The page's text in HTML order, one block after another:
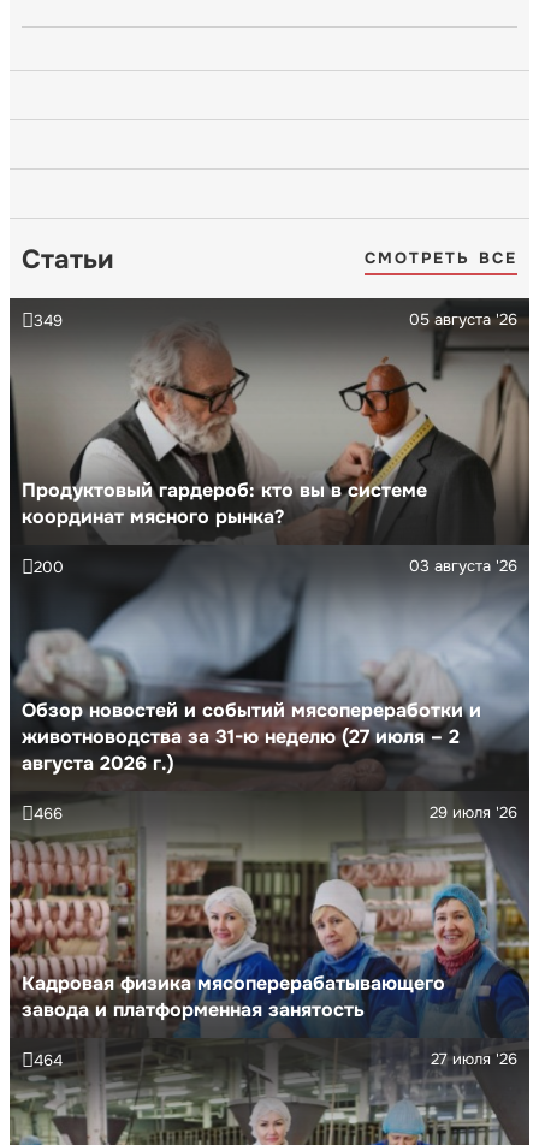
Статьи СМОТРЕТЬ ВСЕ
Продуктовый гардероб: кто вы в системе
координат мясного рынка?
05 августа '26
349
Обзор новостей и событий мясопереработки и
животноводства за 31-ю неделю (27 июля – 2
августа 2026 г.)
03 августа '26
200
Кадровая физика мясоперерабатывающего
завода и платформенная занятость
29 июля '26
466
27 июля '26
464